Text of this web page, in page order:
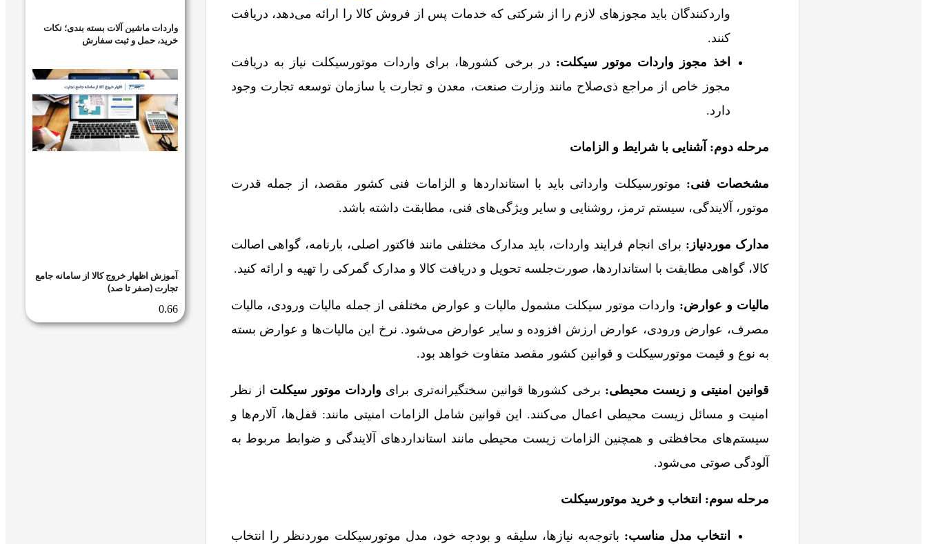
واردکنندگان باید مجوزهای لازم را از شرکتی که خدمات پس از فروش کالا را ارائه می‌دهد، دریافت
کنند.
اخذ مجوز واردات موتور سیکلت: در برخی کشورها، برای واردات موتورسیکلت نیاز به دریافت
مجوز خاص از مراجع ذی‌صلاح مانند وزارت صنعت، معدن و تجارت یا سازمان توسعه تجارت وجود
دارد.
مرحله دوم: آشنایی با شرایط و الزامات
مشخصات فنی: موتورسیکلت وارداتی باید با استانداردها و الزامات فنی کشور مقصد، از جمله قدرت
موتور، آلایندگی، سیستم ترمز، روشنایی و سایر ویژگی‌های فنی، مطابقت داشته باشد.
مدارک موردنیاز : برای انجام فرایند واردات، باید مدارک مختلفی مانند فاکتور اصلی، بارنامه، گواهی اصالت
کالا، گواهی مطابقت با استانداردها، صورت‌جلسه تحویل و دریافت کالا و مدارک گمرکی را تهیه و ارائه کنید.
مالیات و عوارض: واردات موتور سیکلت مشمول مالیات و عوارض مختلفی از جمله مالیات ورودی، مالیات
مصرف، عوارض ورودی، عوارض ارزش افزوده و سایر عوارض می‌شود. نرخ این مالیات‌ها و عوارض بسته
به نوع و قیمت موتورسیکلت و قوانین کشور مقصد متفاوت خواهد بود.
قوانین امنیتی و زیست محیطی: برخی کشورها قوانین سختگیرانه‌تری برای واردات موتور سیکلت از نظر
امنیت و مسائل زیست محیطی اعمال می‌کنند. این قوانین شامل الزامات امنیتی مانند: قفل‌ها، آلارم‌ها و
سیستم‌های محافظتی و همچنین الزامات زیست محیطی مانند استانداردهای آلایندگی و ضوابط مربوط به
آلودگی صوتی می‌شود.
مرحله سوم: انتخاب و خرید موتورسیکلت
انتخاب مدل مناسب: باتوجه‌به نیازها، سلیقه و بودجه خود، مدل موتورسیکلت موردنظر را انتخاب
واردات ماشین آلات بسته بندی؛ نکات
خرید، حمل و ثبت سفارش
آموزش اظهار خروج کالا از سامانه جامع
تجارت (صفر تا صد)